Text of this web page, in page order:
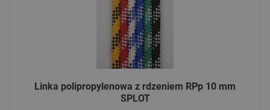
Linka polipropylenowa z rdzeniem RPp 10 mm
SPLOT